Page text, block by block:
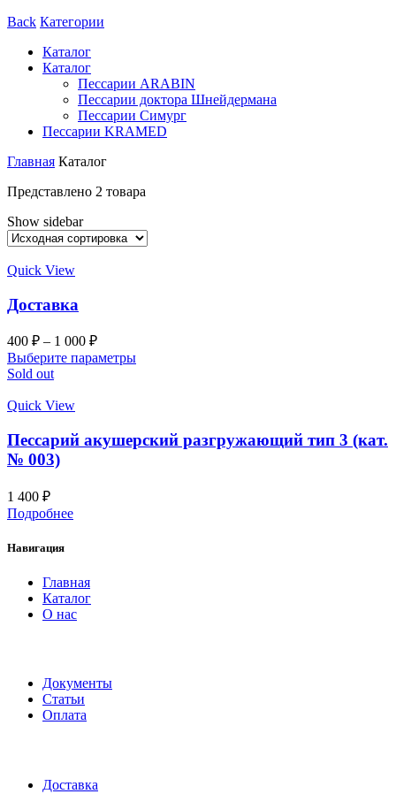
Back Категории
Каталог
Каталог
Пессарии ARABIN
Пессарии доктора Шнейдермана
Пессарии Симург
Пессарии KRAMED
Главная Каталог
Представлено 2 товара
Show sidebar
Quick View
Доставка
400 ₽ – 1 000 ₽
Выберите параметры
Sold out
Quick View
Пессарий акушерский разгружающий тип 3 (кат.
№ 003)
1 400 ₽
Подробнее
Навигация
Главная
Каталог
О нас
Документы
Статьи
Оплата
Доставка